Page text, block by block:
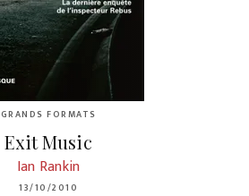
GRANDS FORMATS
Exit Music
Ian Rankin
13/10/2010